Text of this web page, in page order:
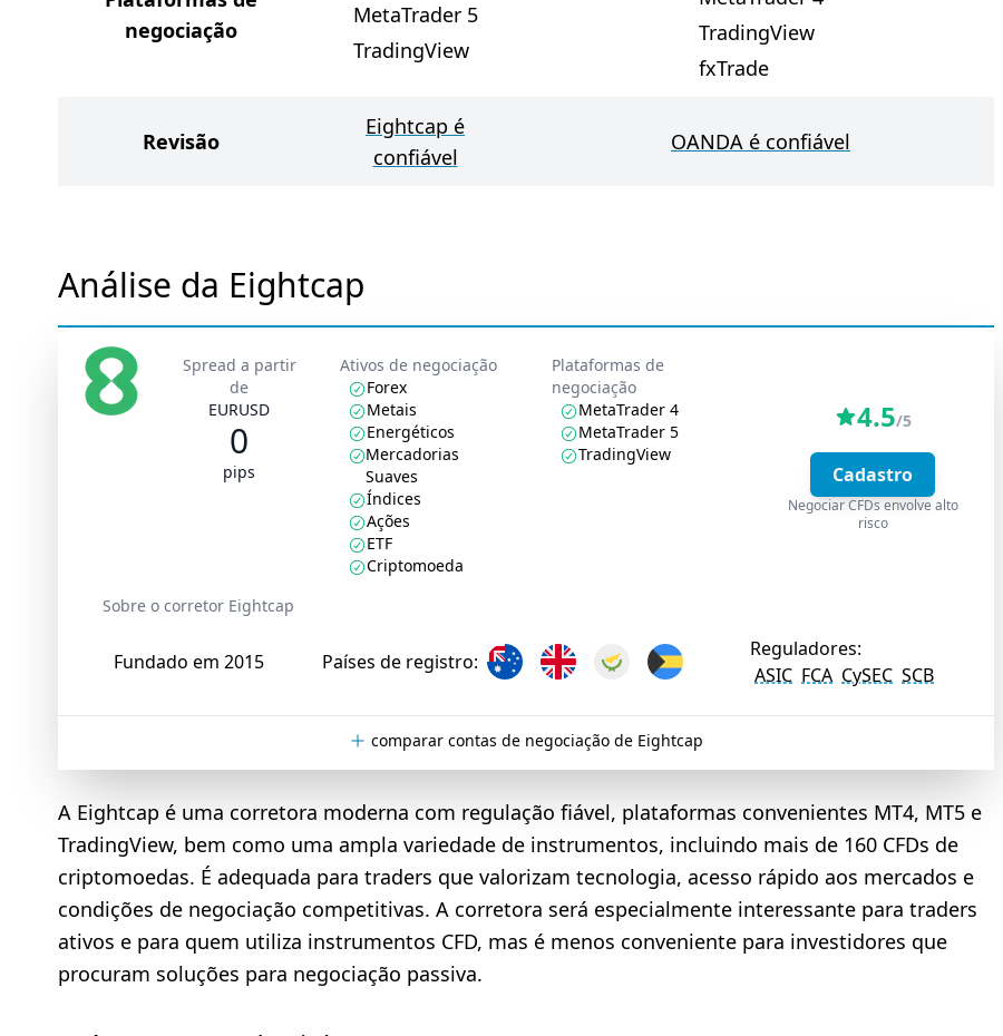
negociação
MetaTrader 5
TradingView
TradingView
fxTrade
Revisão
Eightcap é
confiável
OANDA é confiável
Análise da Eightcap
Spread a partir
de
EURUSD
0
pips
Ativos de negociação
Forex
Metais
Energéticos
Mercadorias
Suaves
Índices
Ações
ETF
Criptomoeda
Plataformas de
negociação
MetaTrader 4
MetaTrader 5
TradingView
4.5/5
Cadastro
Negociar CFDs envolve alto
risco
Sobre o corretor Eightcap
Fundado em 2015 Países de registro:
Reguladores:
ASIC FCA CySEC SCB
comparar contas de negociação de Eightcap
A Eightcap é uma corretora moderna com regulação fiável, plataformas convenientes MT4, MT5 e
TradingView, bem como uma ampla variedade de instrumentos, incluindo mais de 160 CFDs de
criptomoedas. É adequada para traders que valorizam tecnologia, acesso rápido aos mercados e
condições de negociação competitivas. A corretora será especialmente interessante para traders
ativos e para quem utiliza instrumentos CFD, mas é menos conveniente para investidores que
procuram soluções para negociação passiva.